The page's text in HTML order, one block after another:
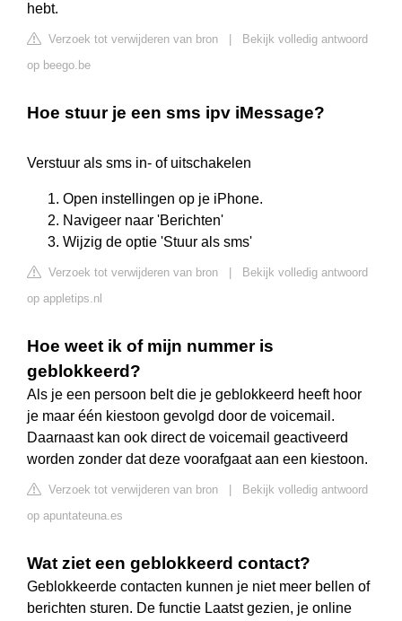
hebt.
Verzoek tot verwijderen van bron
Bekijk volledig antwoord
op beego.be
Hoe stuur je een sms ipv iMessage?
Verstuur als sms in- of uitschakelen
Open instellingen op je iPhone.
Navigeer naar 'Berichten'
Wijzig de optie 'Stuur als sms'
Verzoek tot verwijderen van bron
Bekijk volledig antwoord
op appletips.nl
Hoe weet ik of mijn nummer is
geblokkeerd?
Als je een persoon belt die je geblokkeerd heeft hoor
je maar één kiestoon gevolgd door de voicemail.
Daarnaast kan ook direct de voicemail geactiveerd
worden zonder dat deze voorafgaat aan een kiestoon.
Verzoek tot verwijderen van bron
Bekijk volledig antwoord
op apuntateuna.es
Wat ziet een geblokkeerd contact?
Geblokkeerde contacten kunnen je niet meer bellen of
berichten sturen. De functie Laatst gezien, je online